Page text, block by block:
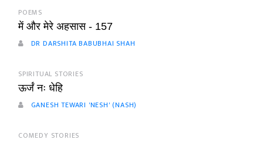
POEMS
में और मेरे अहसास - 157
DR DARSHITA BABUBHAI SHAH
SPIRITUAL STORIES
ऊर्जं नः धेहि
GANESH TEWARI 'NESH' (NASH)
COMEDY STORIES